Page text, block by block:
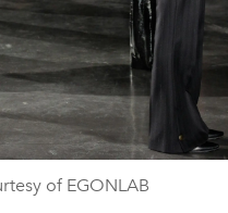
of EGONLAB